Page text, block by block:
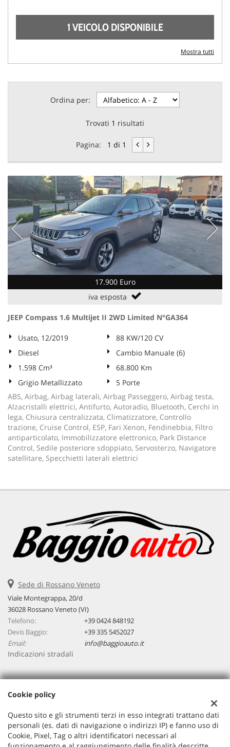
1 VEICOLO DISPONIBILE
Mostra tutti
Ordina per:
Trovati 1 risultati
Pagina: 1 di 1
17.900 Euro
iva esposta
JEEP Compass 1.6 Multijet II 2WD Limited N°GA364
Usato, 12/2019
88 KW/120 CV
Diesel
Cambio Manuale (6)
1.598 Cm³
68.800 Km
Grigio Metallizzato
5 Porte
ABS, Airbag, Airbag laterali, Airbag Passeggero, Airbag testa,
Alzacristalli elettrici, Antifurto, Autoradio, Bluetooth, Cerchi in
lega, Chiusura centralizzata, Climatizzatore, Controllo
trazione, Cruise Control, ESP, Fari Xenon, Fendinebbia, Filtro
antiparticolato, Immobilizzatore elettronico, Park Distance
Control, Sedile posteriore sdoppiato, Servosterzo, Navigatore
satellitare, Specchietti laterali elettrici
Sede di Rossano Veneto
Viale Montegrappa, 20/d
36028 Rossano Veneto (VI)
Telefono:
+39 0424 848192
Devis Baggio:
+39 335 5452027
Email:
info@baggioauto.it
Indicazioni stradali
Dati fiscali:
Baggio Auto Srl
Viale Montegrappa, 20/a, Rossano Veneto (VI)
C.F/P.IVA:03251490243
Registro delle imprese:VI
Cookie policy
Questo sito e gli strumenti terzi in esso integrati trattano dati
personali (es. dati di navigazione o indirizzi IP) e fanno uso di
Cookie, Pixel, Tag o altri identificatori necessari al